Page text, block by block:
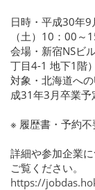
日時・平成30年
（土）10：00～
会場・新宿NSビ
丁目4-1 地下1階）
対象・北海道へ
成31年3月卒業予
※ 履歴書・予約
詳細や参加企業
ご覧ください。
https://